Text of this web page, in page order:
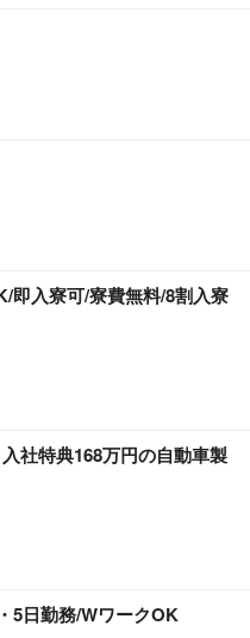
即入寮可/寮費無料/8割入寮
社特典168万円の自動車製
5日勤務/WワークOK